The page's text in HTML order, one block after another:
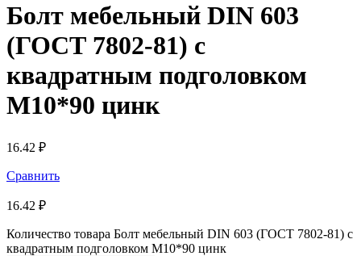
Болт мебельный DIN 603
(ГОСТ 7802-81) с
квадратным подголовком
М10*90 цинк
16.42 ₽
Сравнить
16.42 ₽
Количество товара Болт мебельный DIN 603 (ГОСТ 7802-81) с
квадратным подголовком М10*90 цинк